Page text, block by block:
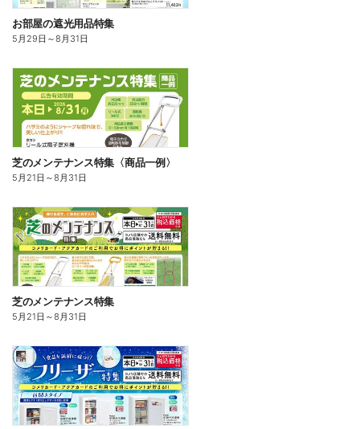
お部屋の遮光用品特集
5月29日 ～8月31日
芝のメンテナンス特集〈商品一例〉
5月21日 ～8月31日
芝のメンテナンス特集
5月21日 ～8月31日